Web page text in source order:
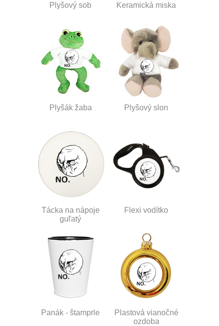
Plyšový sob Keramická miska
Plyšák žaba Plyšový slon
Tácka na nápoje
guľatý
Flexi vodítko
Panák - štamprle
Plastová vianočné
ozdoba